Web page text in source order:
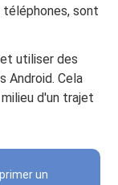
sont
utiliser des
Android. Cela
d'un trajet
un